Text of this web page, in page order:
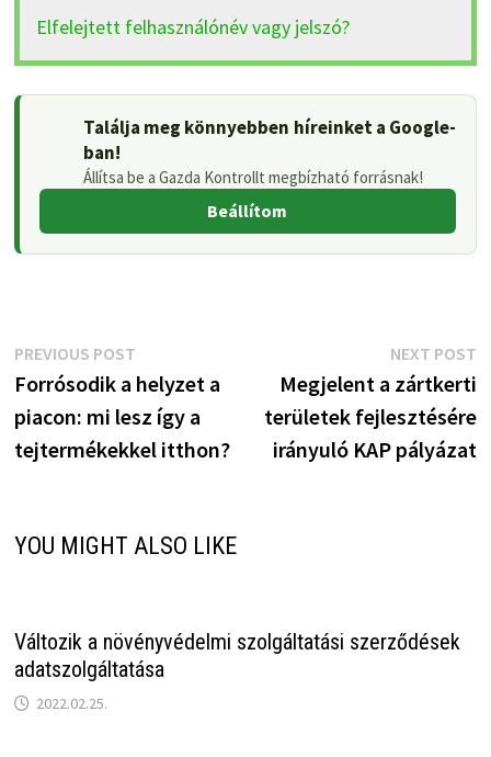
Elfelejtett felhasználónév vagy jelszó?
Találja meg könnyebben híreinket a Google-
ban!
Állítsa be a Gazda Kontrollt megbízható forrásnak!
Beállítom
Bejegyzés
navigáció
PREVIOUS POSTPrevious
post:
Forrósodik a helyzet a
piacon: mi lesz így a
tejtermékekkel itthon?
NEXT POST
Megjelent a zártkerti
területek fejlesztésére
irányuló KAP pályázat
YOU MIGHT ALSO LIKE
Változik a növényvédelmi szolgáltatási szerződések
adatszolgáltatása
2022.02.25.